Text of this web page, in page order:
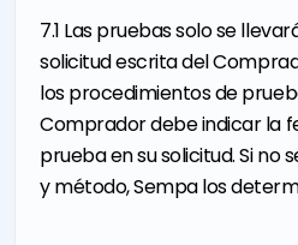
7.1 Las pruebas solo se
solicitud escrita del
los procedimientos de
Comprador debe indicar la
prueba en su solicitud. Si no
y método, Sempa los